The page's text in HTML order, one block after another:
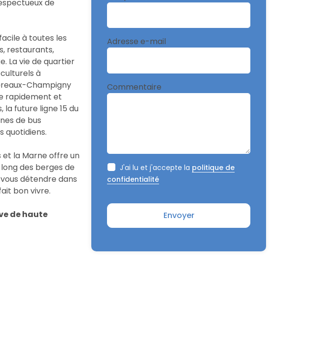
de
à toutes les
restaurants,
La vie de quartier
à
Champigny
rapidement et
future ligne 15 du
de bus
quotidiens.
et la Marne offre un
des berges de
détendre dans
bon vivre.
de haute
Adresse e-mail
Commentaire
J'ai lu et j'accepte la politique de
confidentialité